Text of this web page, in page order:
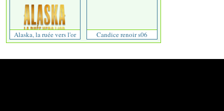
Alaska, la ruée vers l'or Candice renoir s06